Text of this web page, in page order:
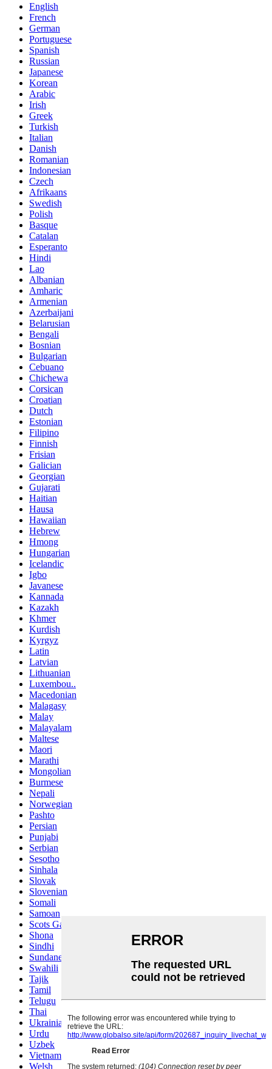
English
French
German
Portuguese
Spanish
Russian
Japanese
Korean
Arabic
Irish
Greek
Turkish
Italian
Danish
Romanian
Indonesian
Czech
Afrikaans
Swedish
Polish
Basque
Catalan
Esperanto
Hindi
Lao
Albanian
Amharic
Armenian
Azerbaijani
Belarusian
Bengali
Bosnian
Bulgarian
Cebuano
Chichewa
Corsican
Croatian
Dutch
Estonian
Filipino
Finnish
Frisian
Galician
Georgian
Gujarati
Haitian
Hausa
Hawaiian
Hebrew
Hmong
Hungarian
Icelandic
Igbo
Javanese
Kannada
Kazakh
Khmer
Kurdish
Kyrgyz
Latin
Latvian
Lithuanian
Luxembou..
Macedonian
Malagasy
Malay
Malayalam
Maltese
Maori
Marathi
Mongolian
Burmese
Nepali
Norwegian
Pashto
Persian
Punjabi
Serbian
Sesotho
Sinhala
Slovak
Slovenian
Somali
Samoan
Scots Gaelic
Shona
Sindhi
Sundanese
Swahili
Tajik
Tamil
Telugu
Thai
Ukrainian
Urdu
Uzbek
Vietnamese
Welsh